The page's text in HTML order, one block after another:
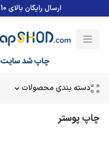
ارسال رایگان بالای 10 میلیون تومان، طبق قوانین چاپ شد
چاپ شد سایت
دسته بندی محصولات
چاپ پوستر